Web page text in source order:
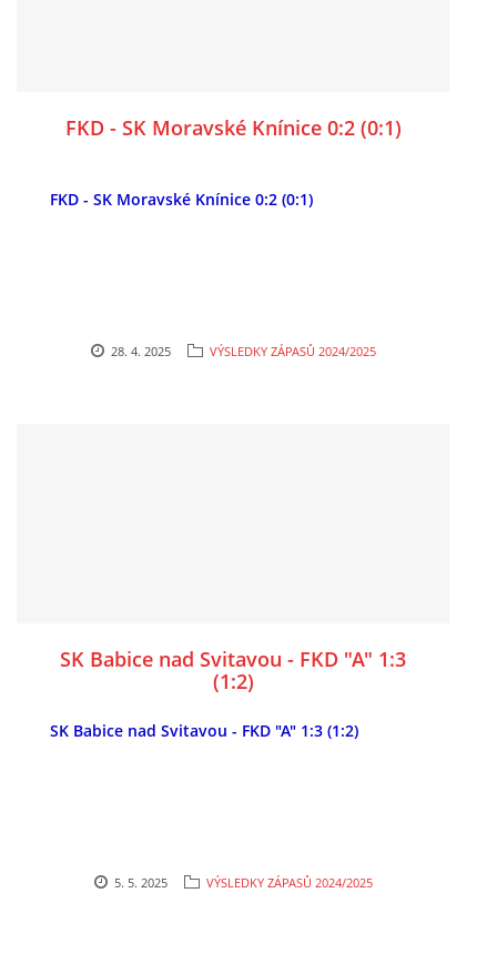
FKD - SK Moravské Knínice 0:2 (0:1)
FKD - SK Moravské Knínice 0:2 (0:1)
28. 4. 2025 VÝSLEDKY ZÁPASŮ 2024/2025
SK Babice nad Svitavou - FKD "A" 1:3
(1:2)
SK Babice nad Svitavou - FKD "A" 1:3 (1:2)
5. 5. 2025 VÝSLEDKY ZÁPASŮ 2024/2025